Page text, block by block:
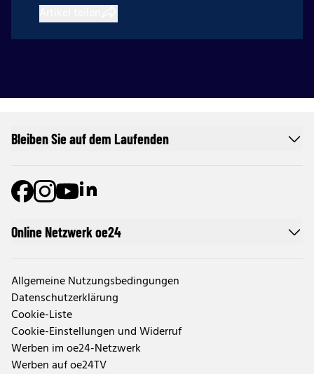
Online Netzwerk oe24
Allgemeine Nutzungsbedingungen
Datenschutzerklärung
Cookie-Liste
Cookie-Einstellungen und Widerruf
Werben im oe24-Netzwerk
Werben auf oe24TV
Bleiben Sie auf dem Laufenden